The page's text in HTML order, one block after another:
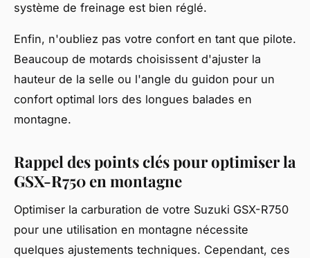
système de freinage est bien réglé.
Enfin, n'oubliez pas votre confort en tant que pilote.
Beaucoup de motards choisissent d'ajuster la
hauteur de la selle ou l'angle du guidon pour un
confort optimal lors des longues balades en
montagne.
Rappel des points clés pour optimiser la
GSX-R750 en montagne
Optimiser la carburation de votre Suzuki GSX-R750
pour une utilisation en montagne nécessite
quelques ajustements techniques. Cependant, ces